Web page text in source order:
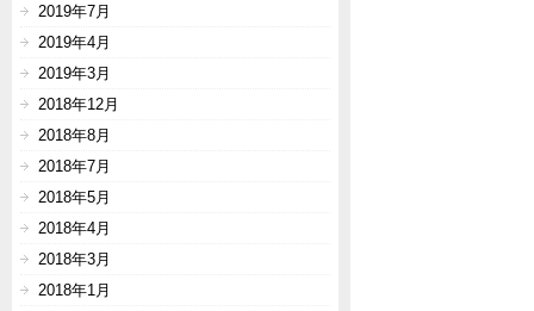
2019年7月
2019年4月
2019年3月
2018年12月
2018年8月
2018年7月
2018年5月
2018年4月
2018年3月
2018年1月